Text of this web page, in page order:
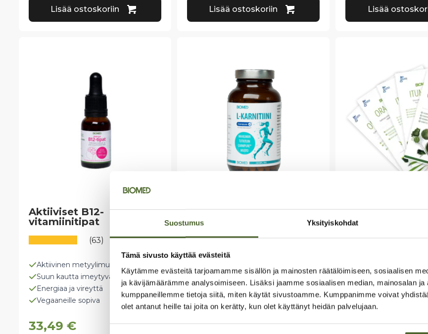
Suostumus Yksityiskohdat
Tämä sivusto käyttää evästeitä
Käytämme evästeitä tarjoamamme sisällön ja mainosten räätälöimiseen, sosiaalisen
ja kävijämäärämme analysoimiseen. Lisäksi jaamme sosiaalisen median, mainosalan ja
kumppaneillemme tietoja siitä, miten käytät sivustoamme. Kumppanimme voivat
olet antanut heille tai joita on kerätty, kun olet käyttänyt heidän palvelujaan.
Lisää ostoskoriin Lisää ostoskoriin Lisää
Aktiivinen metyylimuoto
Suun kautta imeytyvä
Energiaa ja vireyttä
Vegaaneille sopiva
33,49 €
Aktiiviset B12-
vitamiinitipat
(63)
Tutkituin L-karnitiinitartraatti
Hyvin imeytyvä ja tehokas
Patentoitu Carnipure®
30,99€
(16)
Monipuolinen mix
5 pakkauksen setti
Kokeile helposti
130,99€
Kasvikunnan
jääpala-mix 5-
(2)